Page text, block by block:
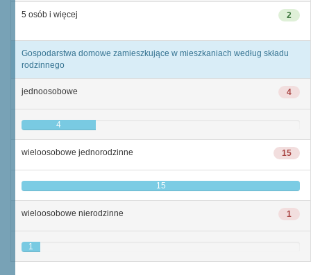
2
5 osób i więcej
Gospodarstwa domowe zamieszkujące w mieszkaniach według składu
rodzinnego
4
jednoosobowe
4
15
wieloosobowe jednorodzinne
15
1
wieloosobowe nierodzinne
1